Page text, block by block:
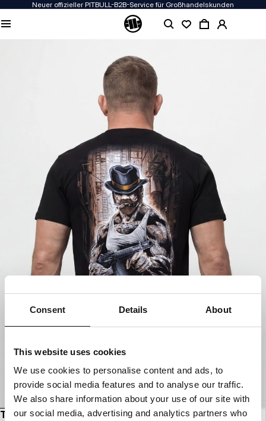
Consent Details About
This website uses cookies
We use cookies to personalise content and ads, to
provide social media features and to analyse our traffic.
We also share information about your use of our site with
our social media, advertising and analytics partners who
Neuer offizieller PITBULL-B2B-Service für Großhandelskunden
T-SHIRT HATTER